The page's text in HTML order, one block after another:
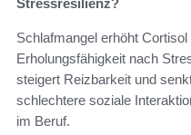
Stressresilienz?
Schlafmangel erhöht
Erholungsfähigkeit nach
steigert Reizbarkeit und
schlechtere soziale
im Beruf.